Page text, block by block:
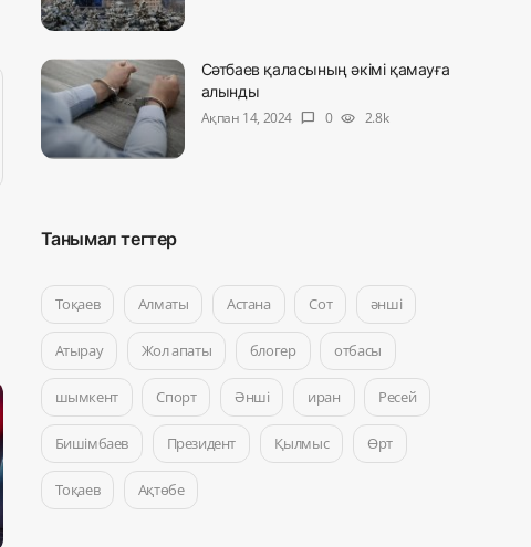
Сәтбаев қаласының әкімі қамауға
алынды
Ақпан 14, 2024
chat_bubble 0 visibility 2.8k
Танымал тегтер
Тоқаев Алматы Астана Сот әнші
Атырау Жол апаты блогер отбасы
шымкент Спорт Әнші иран Ресей
Бишімбаев Президент Қылмыс Өрт
Тоқаев Ақтөбе